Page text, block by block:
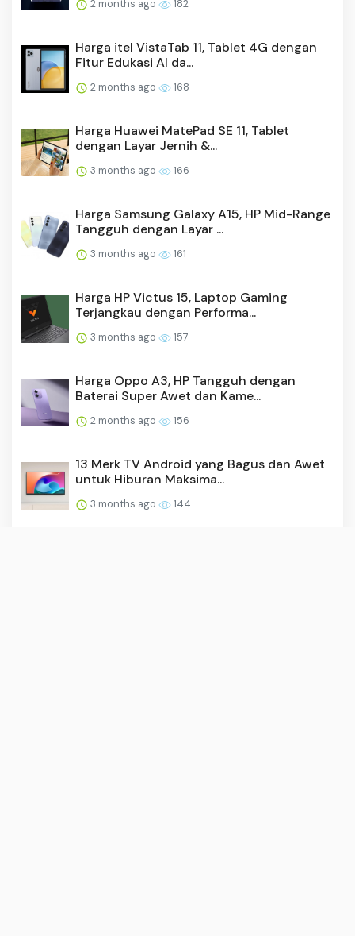
2 months ago 182
Harga itel VistaTab 11, Tablet 4G dengan
Fitur Edukasi AI da...
2 months ago 168
Harga Huawei MatePad SE 11, Tablet
dengan Layar Jernih &...
3 months ago 166
Harga Samsung Galaxy A15, HP Mid-Range
Tangguh dengan Layar ...
3 months ago 161
Harga HP Victus 15, Laptop Gaming
Terjangkau dengan Performa...
3 months ago 157
Harga Oppo A3, HP Tangguh dengan
Baterai Super Awet dan Kame...
2 months ago 156
13 Merk TV Android yang Bagus dan Awet
untuk Hiburan Maksima...
3 months ago 144